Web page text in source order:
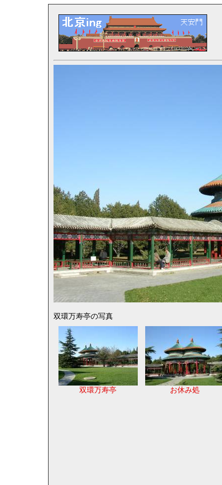
双環万寿亭の写真
双環万寿亭 お休み処